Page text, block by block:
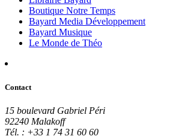
Boutique Notre Temps
Bayard Media Développement
Bayard Musique
Le Monde de Théo
Contact
15 boulevard Gabriel Péri
92240 Malakoff
Tél. : +33 1 74 31 60 60